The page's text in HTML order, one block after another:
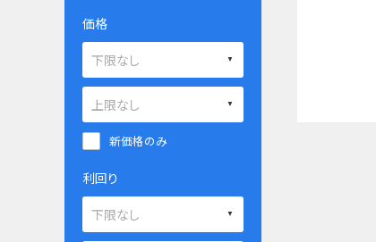
価格
新価格のみ
利回り